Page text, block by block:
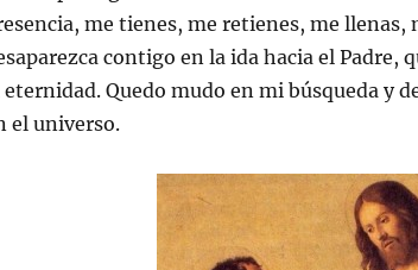
me tienes, me retienes, me llenas,
contigo en la ida hacia el Padre,
eternidad. Quedo mudo en mi búsqueda y
el universo.